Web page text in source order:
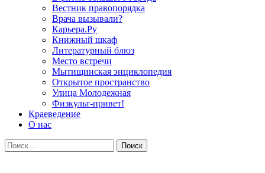
Вестник правопорядка
Врача вызывали?
Карьера.Ру
Книжный шкаф
Литературный блюз
Место встречи
Мытищинская энциклопедия
Открытое пространство
Улица Молодежная
Физкульт-привет!
Краеведение
О нас
Найти: